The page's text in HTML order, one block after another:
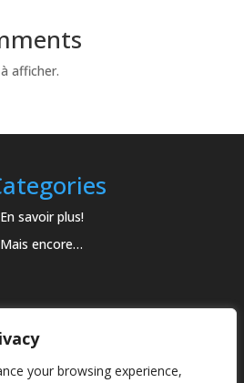
your browsing experience,
afficher.
En savoir plus!
Mais encore…